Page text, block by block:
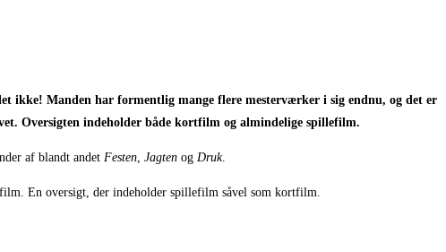
ikke! Manden har formentlig mange flere mesterværker i sig endnu, og det er
Oversigten indeholder både kortfilm og almindelige spillefilm.
af blandt andet Festen, Jagten og Druk.
En oversigt, der indeholder spillefilm såvel som kortfilm.